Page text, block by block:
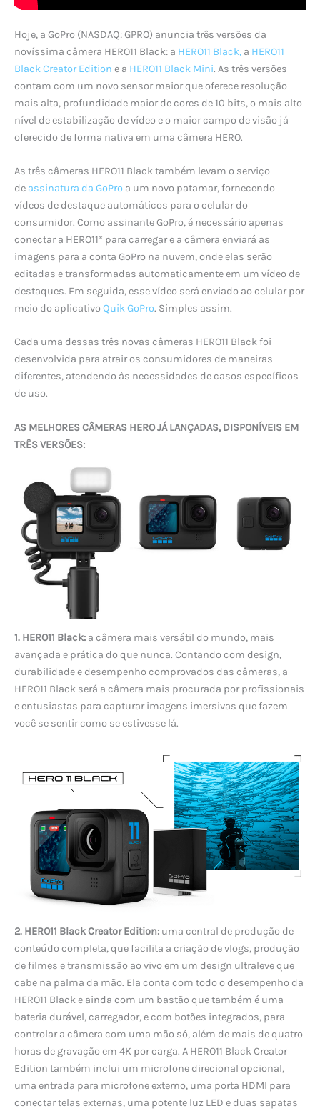
Hoje, a GoPro (NASDAQ: GPRO) anuncia três versões da
novíssima câmera HERO11 Black: a HERO11 Black, a HERO11
Black Creator Edition e a HERO11 Black Mini. As três versões
contam com um novo sensor maior que oferece resolução
mais alta, profundidade maior de cores de 10 bits, o mais alto
nível de estabilização de vídeo e o maior campo de visão já
oferecido de forma nativa em uma câmera HERO.
As três câmeras HERO11 Black também levam o serviço
de assinatura da GoPro a um novo patamar, fornecendo
vídeos de destaque automáticos para o celular do
consumidor. Como assinante GoPro, é necessário apenas
conectar a HERO11* para carregar e a câmera enviará as
imagens para a conta GoPro na nuvem, onde elas serão
editadas e transformadas automaticamente em um vídeo de
destaques. Em seguida, esse vídeo será enviado ao celular por
meio do aplicativoQuik GoPro. Simples assim.
Cada uma dessas três novas câmeras HERO11 Black foi
desenvolvida para atrair os consumidores de maneiras
diferentes, atendendo às necessidades de casos específicos
de uso.
AS MELHORES CÂMERAS HERO JÁ LANÇADAS, DISPONÍVEIS EM
TRÊS VERSÕES:
1. HERO11 Black: a câmera mais versátil do mundo, mais
avançada e prática do que nunca. Contando com design,
durabilidade e desempenho comprovados das câmeras, a
HERO11 Black será a câmera mais procurada por profissionais
e entusiastas para capturar imagens imersivas que fazem
você se sentir como se estivesse lá.
2. HERO11 Black Creator Edition: uma central de produção de
conteúdo completa, que facilita a criação de vlogs, produção
de filmes e transmissão ao vivo em um design ultraleve que
cabe na palma da mão. Ela conta com todo o desempenho da
HERO11 Black e ainda com um bastão que também é uma
bateria durável, carregador, e com botões integrados, para
controlar a câmera com uma mão só, além de mais de quatro
horas de gravação em 4K por carga. A HERO11 Black Creator
Edition também inclui um microfone direcional opcional,
uma entrada para microfone externo, uma porta HDMI para
conectar telas externas, uma potente luz LED e duas sapatas